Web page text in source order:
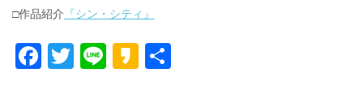
□作品紹介 『シン・シティ』
F T Li K